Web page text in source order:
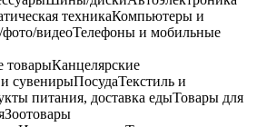
техникаКомпьютеры и
видеоТелефоны и мобильные
товарыКанцелярские
сувенирыПосудаТекстиль и
питания, доставка едыТовары для
Зоотовары